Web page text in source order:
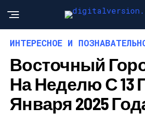
ИНТЕРЕСНОЕ И
Восточный
На Неделю С 13
Января 2025